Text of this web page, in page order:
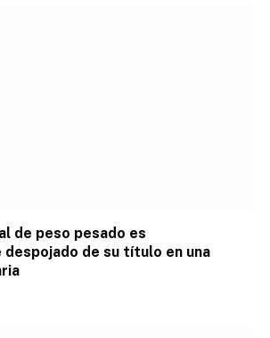
de peso pesado es
de su título en una